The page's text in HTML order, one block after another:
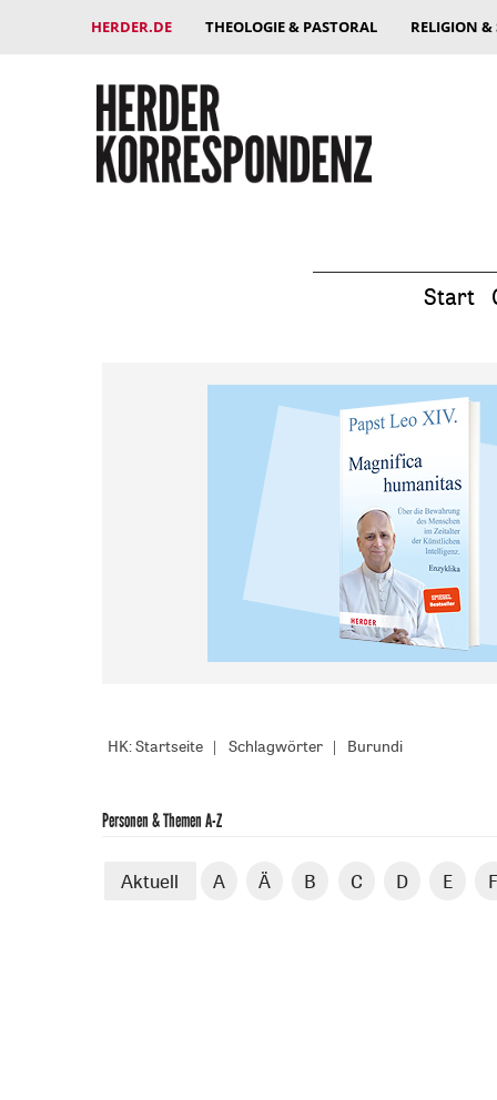
HERDER.DE THEOLOGIE & PASTORAL RELIGION
Start
HK: Startseite Schlagwörter Burundi
Personen & Themen A-Z
Aktuell A Ä B C D E F